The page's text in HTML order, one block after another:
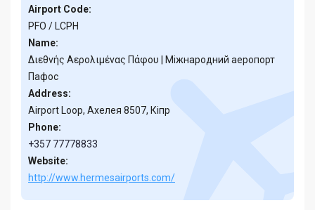
Airport Code:
PFO / LCPH
Name:
Διεθνής Αερολιμένας Πάφου | Міжнародний аеропорт
Пафос
Address:
Airport Loop, Ахелея 8507, Кіпр
Phone:
+357 77778833
Website:
http://www.hermesairports.com/